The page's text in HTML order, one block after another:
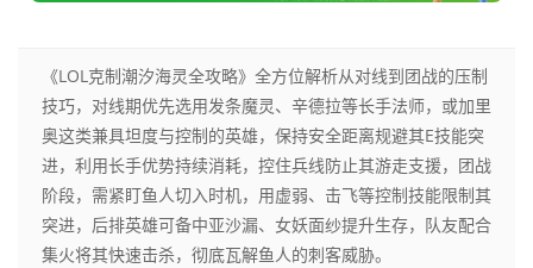
《LOL克制潮汐海灵全攻略》全方位解析从对线到团战的压制
技巧，对线期优先选用发条魔灵、辛德拉等长手法师，或加里
奥这类兼具坦度与控制的英雄，保持安全距离规避其E技能突
进，利用长手优势持续消耗，控住兵线防止其游走支援，团战
阶段，需紧盯鱼人切入时机，用虚弱、击飞等控制技能限制其
突进，后排英雄可备中亚沙漏、女妖面纱提升生存，队友配合
集火将其快速击杀，彻底瓦解鱼人的刺客威胁。